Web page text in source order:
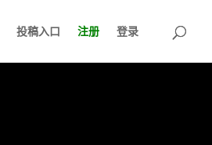
投稿入口 注册 登录